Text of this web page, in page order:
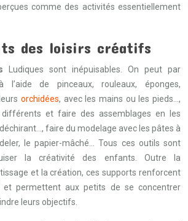
comme des activités essentiellement
des loisirs créatifs
Ludiques sont inépuisables. On peut par
l’aide de pinceaux, rouleaux, éponges,
orchidées, avec les mains ou les pieds…,
et faire des assemblages en les
faire du modelage avec les pâtes à
le papier-mâché… Tous ces outils sont
la créativité des enfants. Outre la
et la création, ces supports renforcent
et permettent aux petits de se concentrer
leurs objectifs.